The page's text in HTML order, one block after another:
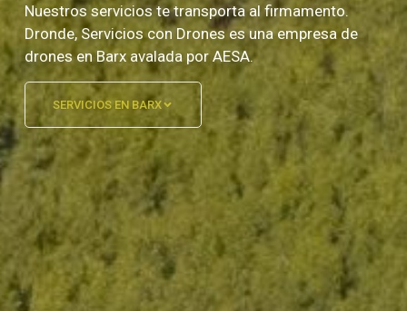
Nuestros servicios te transporta al firmamento.
Dronde, Servicios con Drones es una empresa de
drones en Barx avalada por AESA.
SERVICIOS EN BARX